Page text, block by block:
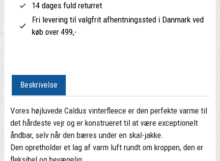
14 dages fuld returret
Fri levering til valgfrit afhentningssted i Danmark ved
køb over 499,-
Beskrivelse
Vores højluvede Caldus vinterfleece er den perfekte varme til
det hårdeste vejr og er konstrueret til at være exceptionelt
åndbar, selv når den bæres under en skal-jakke.
Den opretholder et lag af varm luft rundt om kroppen, den er